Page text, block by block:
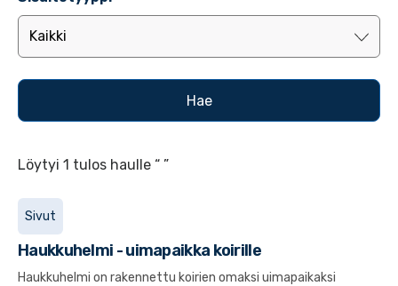
Löytyi 1 tulos haulle “ ”
Sivut
Haukkuhelmi - uimapaikka koirille
Haukkuhelmi on rakennettu koirien omaksi uimapaikaksi